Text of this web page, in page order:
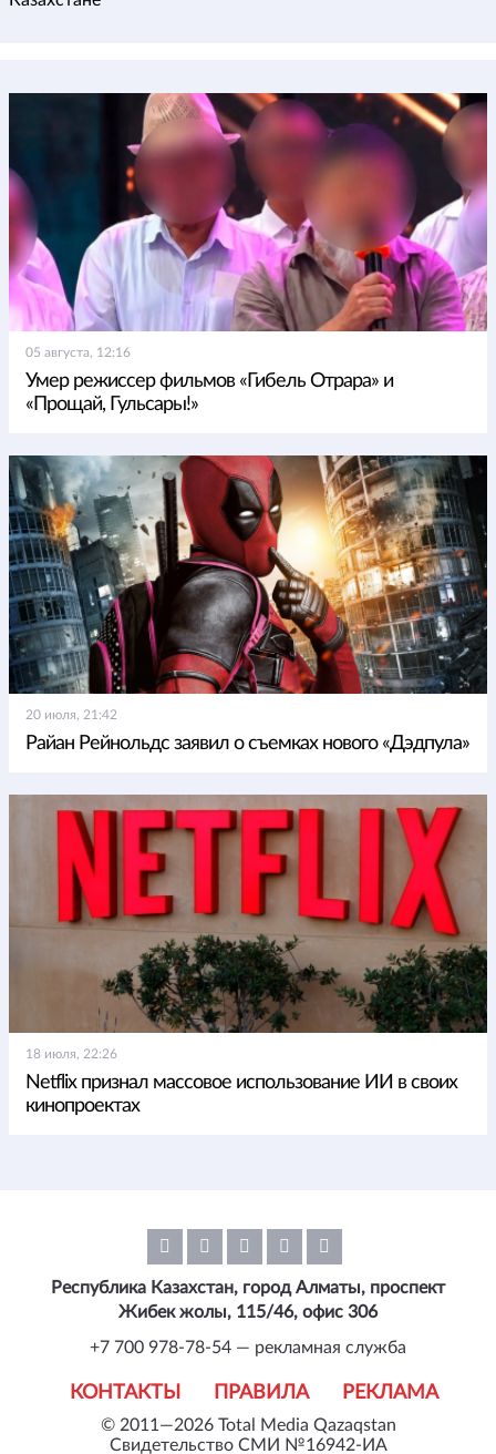
05 августа, 12:16
Умер режиссер фильмов «Гибель Отрара» и
«Прощай, Гульсары!»
20 июля, 21:42
Райан Рейнольдс заявил о съемках нового «Дэдпула»
18 июля, 22:26
Netflix признал массовое использование ИИ в своих
кинопроектах
© 2011—2026 Total Media Qazaqstan
Свидетельство СМИ №16942-ИА
КОНТАКТЫ ПРАВИЛА РЕКЛАМА
Республика Казахстан, город Алматы, проспект
Жибек жолы, 115/46, офис 306
+7 700 978-78-54 — рекламная служба